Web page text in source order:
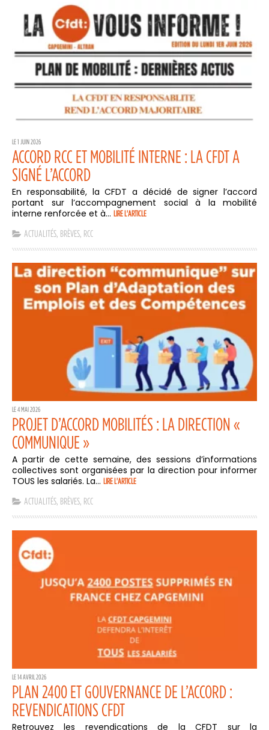
LE 1 JUIN 2026
ACCORD RCC ET MOBILITÉ INTERNE : LA CFDT A
SIGNÉ L’ACCORD
En responsabilité, la CFDT a décidé de signer l’accord
portant sur l’accompagnement social à la mobilité
interne renforcée et à... LIRE L'ARTICLE
ACTUALITÉS, BRÈVES, RCC
LE 4 MAI 2026
PROJET D’ACCORD MOBILITÉS : LA DIRECTION «
COMMUNIQUE »
A partir de cette semaine, des sessions d’informations
collectives sont organisées par la direction pour informer
TOUS les salariés. La... LIRE L'ARTICLE
ACTUALITÉS BRÈVES RCC
LE 14 AVRIL 2026
PLAN 2400 ET GOUVERNANCE DE L’ACCORD :
REVENDICATIONS CFDT
Retrouvez les revendications de la CFDT sur la